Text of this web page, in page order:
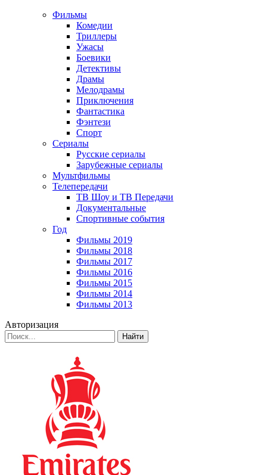
Фильмы
Комедии
Триллеры
Ужасы
Боевики
Детективы
Драмы
Мелодрамы
Приключения
Фантастика
Фэнтези
Спорт
Сериалы
Русские сериалы
Зарубежные сериалы
Мультфильмы
Телепередачи
ТВ Шоу и ТВ Передачи
Документальные
Спортивные события
Год
Фильмы 2019
Фильмы 2018
Фильмы 2017
Фильмы 2016
Фильмы 2015
Фильмы 2014
Фильмы 2013
Авторизация
Найти